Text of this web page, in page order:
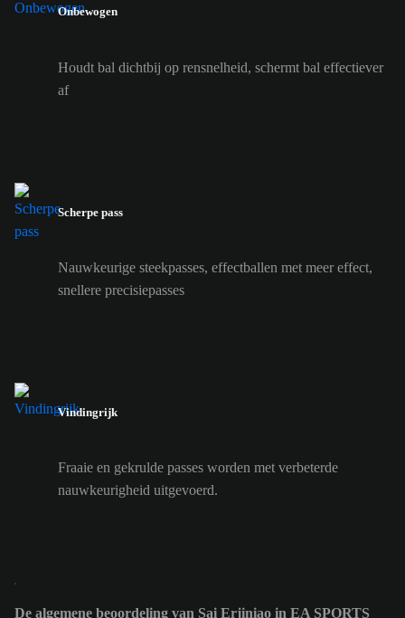
Onbewogen
Houdt bal dichtbij op rensnelheid, schermt bal effectiever
af
Scherpe pass
Nauwkeurige steekpasses, effectballen met meer effect,
snellere precisiepasses
Vindingrijk
Fraaie en gekrulde passes worden met verbeterde
nauwkeurigheid uitgevoerd.
De algemene beoordeling van Sai Erjiniao in EA SPORTS